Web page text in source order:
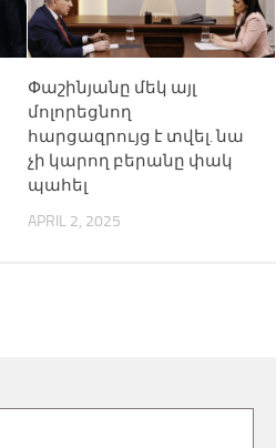
Փաշինյանը մեկ այլ
մոլորեցնող
հարցազրույց է տվել. նա
չի կարող բերանը փակ
պահել
APRIL 2, 2025